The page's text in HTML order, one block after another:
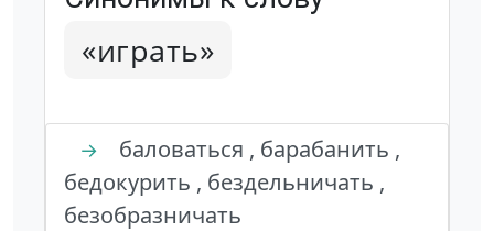
«играть»
→
баловаться , барабанить ,
бедокурить , бездельничать ,
безобразничать